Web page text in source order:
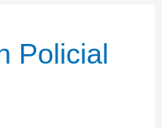
Policial